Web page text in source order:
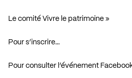
Le comité Vivre le patrimoine »
Pour s’inscrire…
Pour consulter l’événement